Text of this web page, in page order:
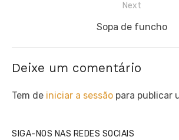
Next
Next
Sopa de funcho
Deixe um comentário
Tem de iniciar a sessão para publicar
SIGA-NOS NAS REDES SOCIAIS